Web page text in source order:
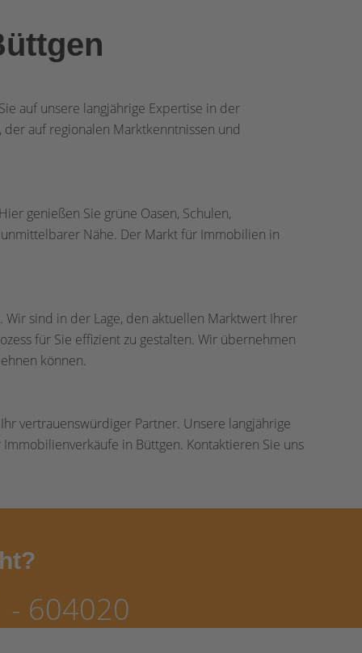
auf unsere langjährige Expertise in der
auf regionalen Marktkenntnissen und
genießen Sie grüne Oasen, Schulen,
Nähe. Der Markt für Immobilien in
sind in der Lage, den aktuellen Marktwert Ihrer
für Sie effizient zu gestalten. Wir übernehmen
können.
vertrauenswürdiger Partner. Unsere langjährige
in Büttgen. Kontaktieren Sie uns
- 604020